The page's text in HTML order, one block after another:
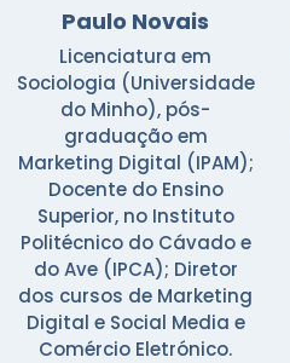
Paulo Novais
Licenciatura em
Sociologia (Universidade
do Minho), pós-
graduação em
Marketing Digital (IPAM);
Docente do Ensino
Superior, no Instituto
Politécnico do Cávado e
do Ave (IPCA); Diretor
dos cursos de Marketing
Digital e Social Media e
Comércio Eletrónico.